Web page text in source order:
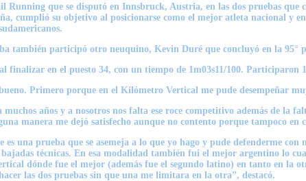
que se disputó en Innsbruck, Austria, en las dos pruebas
cumplió su objetivo al posicionarse como el mejor atleta nacional
también participó otro neuquino, Kevin Duré que concluyó en la 95°
en el puesto 34, con un tiempo de 1m03s11/100. Participaron
Primero porque en el Kilómetro Vertical me pude desempeñar
años y a nosotros nos falta ese roce competitivo además de la
manera me dejó satisfecho aunque no contento porque tampoco
una prueba que se asemeja a lo que yo hago y pude defenderme
técnicas. En esa modalidad también fui el mejor argentino lo
dónde fue el mejor (además fue el segundo latino) en tanto en la
las dos pruebas sin que una me limitara en la otra”, destacó.